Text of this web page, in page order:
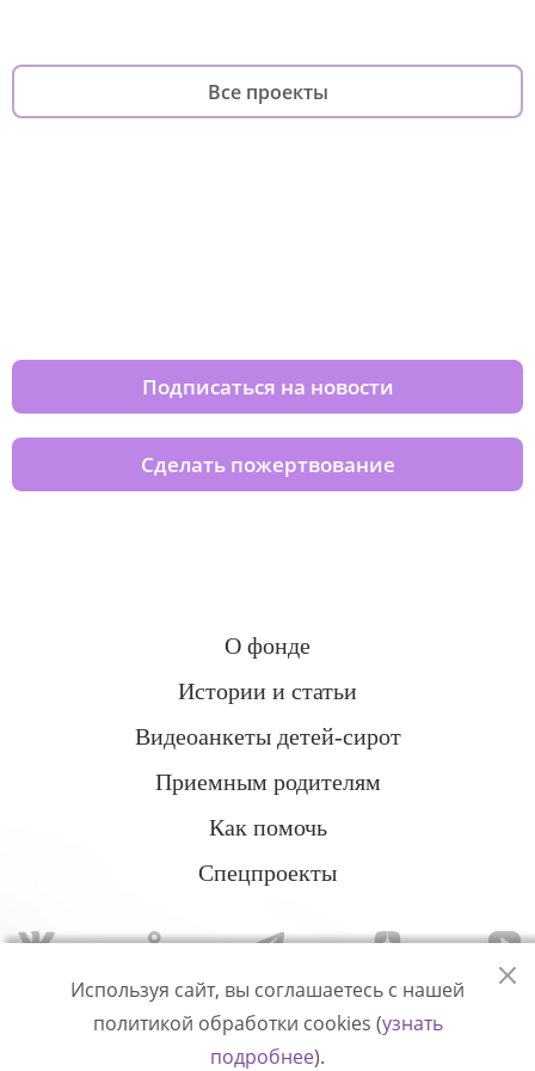
Все проекты
Подписаться на новости
Сделать пожертвование
О фонде
Истории и статьи
Видеоанкеты детей-сирот
Приемным родителям
Как помочь
Спецпроекты
Политика конфиденциальности
Используя сайт, вы соглашаетесь с нашей
политикой обработки cookies (узнать
подробнее).